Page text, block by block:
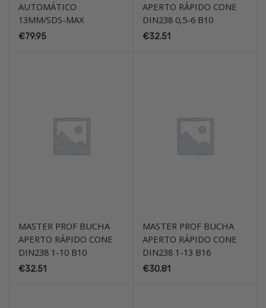
AUTOMÁTICO
13MM/SDS-MAX
€79.95
APERTO RÁPIDO CONE
DIN238 0,5-6 B10
€32.51
MASTER PROF BUCHA
APERTO RÁPIDO CONE
DIN238 1-10 B10
€32.51
MASTER PROF BUCHA
APERTO RÁPIDO CONE
DIN238 1-13 B16
€30.81